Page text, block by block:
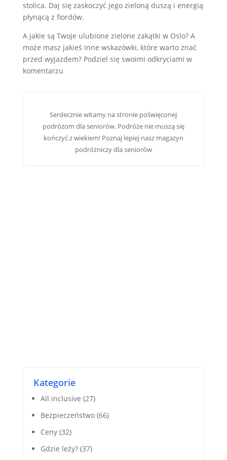
stolica. Daj się zaskoczyć jego zieloną duszą i energią
płynącą z fiordów.
A jakie są Twoje ulubione zielone zakątki w Oslo? A
może masz jakieś inne wskazówki, które warto znać
przed wyjazdem? Podziel się swoimi odkryciami w
komentarzu
Serdecznie witamy na stronie poświęconej
podróżom dla seniorów. Podróże nie muszą się
kończyć z wiekiem! Poznaj lepiej nasz magazyn
podróżniczy dla seniorów
Kategorie
All inclusive (27)
Bezpieczeństwo(66)
Ceny(32)
Gdzie leży?(37)